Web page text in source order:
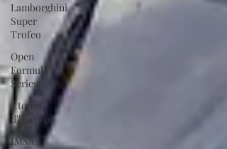
Lamborghini
Super
Trofeo
Open
Formula
Series
2 tours
d'horloge
IMSA